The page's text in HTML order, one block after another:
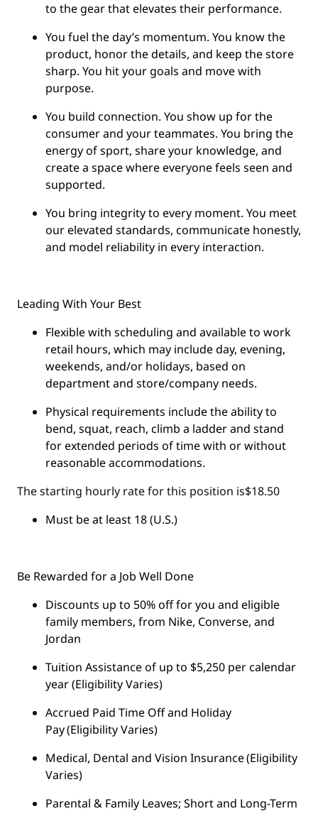
to the gear that elevates their performance.
You fuel the day’s momentum. You know the
product, honor the details, and keep the store
sharp. You hit your goals and move with
purpose.
You build connection. You show up for the
consumer and your teammates. You bring the
energy of sport, share your knowledge, and
create a space where everyone feels seen and
supported.
You bring integrityto every moment. You meet
our elevated standards, communicate honestly,
and model reliability in every interaction.
Leading With Your Best
Flexible with scheduling and available to work
retail hours, which may include day, evening,
weekends, and/or holidays, based on
department and store/company needs.
Physical requirements include the ability to
bend, squat, reach, climb a ladder and stand
for extended periods of time with or without
reasonable accommodations.
The starting hourly rate for this position isㅤ$18.50
Must be at least 18 (U.S.)
Be Rewarded for a Job Well Done
Discounts up to 50% off for you and eligible
family members, from Nike, Converse, and
Jordan
Tuition Assistance of up to $5,250 per calendar
year (Eligibility Varies)
Accrued Paid Time Off and Holiday
Pay (Eligibility Varies)
Medical, Dental and Vision Insurance (Eligibility
Varies)
Parental & Family Leaves; Short and Long-Term